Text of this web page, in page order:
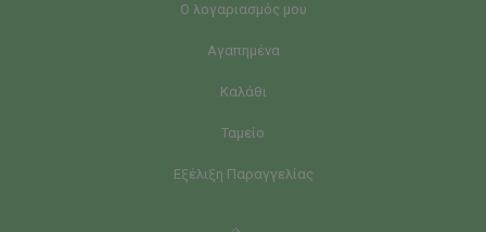
Ο λογαριασμός μου
Αγαπημένα
Καλάθι
Ταμείο
Εξέλιξη Παραγγελίας